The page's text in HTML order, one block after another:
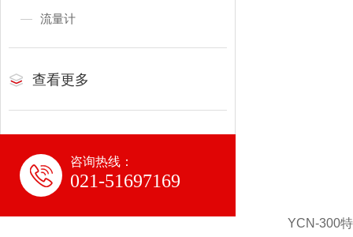
流量计
查看更多
咨询热线：
021-51697169
YCN-300